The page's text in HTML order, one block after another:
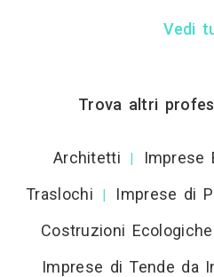
Vedi
Trova altri
Architetti | Imprese
Traslochi
| Imprese di
Costruzioni Ecologiche
Imprese di Tende da